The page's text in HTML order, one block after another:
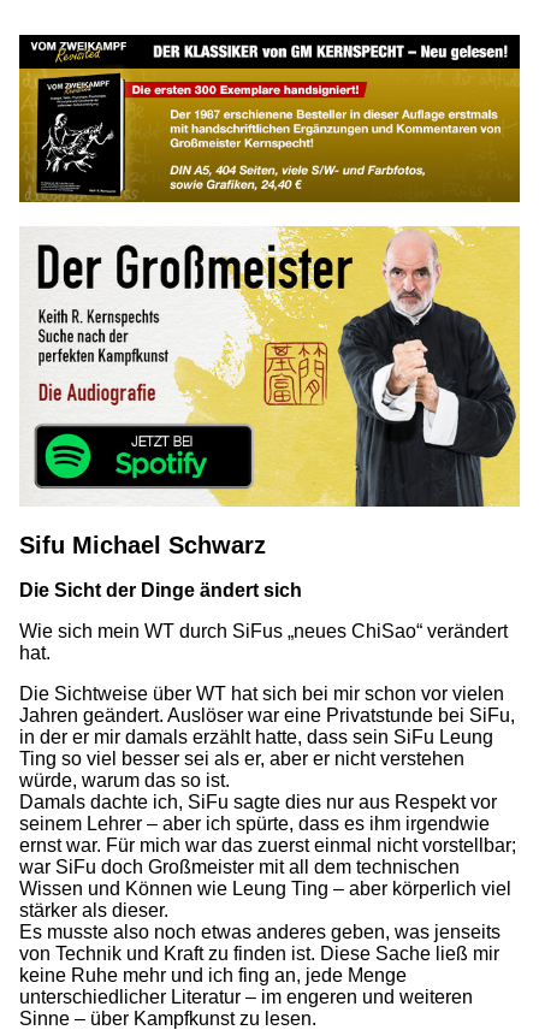
Sifu Michael Schwarz
Die Sicht der Dinge ändert sich
Wie sich mein WT durch SiFus „neues ChiSao“ verändert
hat.
Die Sichtweise über WT hat sich bei mir schon vor vielen
Jahren geändert. Auslöser war eine Privatstunde bei SiFu,
in der er mir damals erzählt hatte, dass sein SiFu Leung
Ting so viel besser sei als er, aber er nicht verstehen
würde, warum das so ist.
Damals dachte ich, SiFu sagte dies nur aus Respekt vor
seinem Lehrer – aber ich spürte, dass es ihm irgendwie
ernst war. Für mich war das zuerst einmal nicht vorstellbar;
war SiFu doch Großmeister mit all dem technischen
Wissen und Können wie Leung Ting – aber körperlich viel
stärker als dieser.
Es musste also noch etwas anderes geben, was jenseits
von Technik und Kraft zu finden ist. Diese Sache ließ mir
keine Ruhe mehr und ich fing an, jede Menge
unterschiedlicher Literatur – im engeren und weiteren
Sinne – über Kampfkunst zu lesen.